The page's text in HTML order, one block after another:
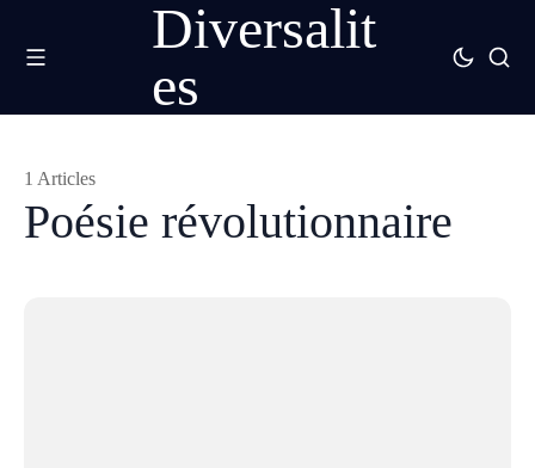
Diversalit
es
Poésie révolutionnaire
1 Articles